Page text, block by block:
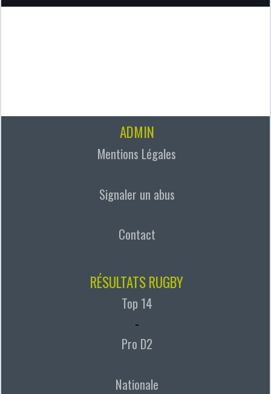
ADMIN
Mentions Légales
Signaler un abus
Contact
RÉSULTATS RUGBY
Top 14
-
Pro D2
Nationale